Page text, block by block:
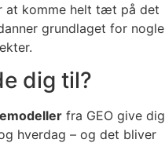
at komme helt tæt på det
grundlaget for nogle
dig til?
fra GEO give dig
hverdag – og det bliver